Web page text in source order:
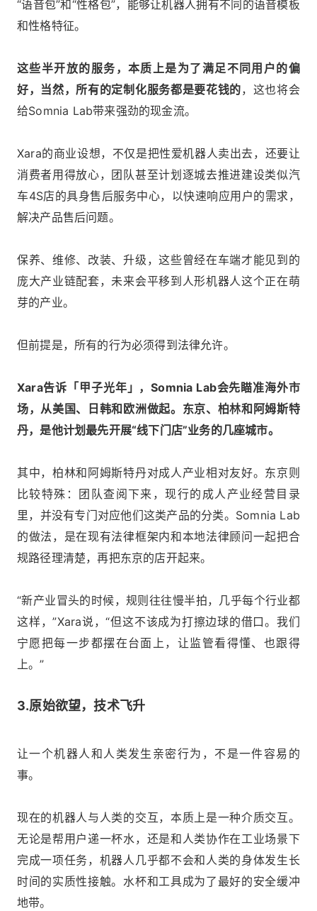
“语音包”和“性格包”，能够让机器人拥有不同的语音模板
和性格特征。
这些半开放的服务，本质上是为了满足不同用户的偏
好，当然，所有的定制化服务都是要花钱的，这也将会
给Somnia Lab带来强劲的现金流。
Xara的商业设想，不仅是把性爱机器人卖出去，还要让
消费者用得放心，团队甚至计划逐城去推进建设类似汽
车4S店的具身售后服务中心，以快速响应用户的需求，
解决产品售后问题。
保养、维修、改装、升级，这些曾经在车端才能见到的
庞大产业链配套，未来会平移到人形机器人这个正在萌
芽的产业。
但前提是，所有的行为必须得到法律允许。
Xara告诉「甲子光年」，Somnia Lab会先瞄准海外市
场，从美国、日韩和欧洲做起。东京、柏林和阿姆斯特
丹，是他计划最先开展“线下门店”业务的几座城市。
其中，柏林和阿姆斯特丹对成人产业相对友好。东京则
比较特殊：团队查阅下来，现行的成人产业经营目录
里，并没有专门对应他们这类产品的分类。Somnia Lab
的做法，是在现有法律框架内和本地法律顾问一起把合
规路径理清楚，再把东京的店开起来。
“新产业冒头的时候，规则往往慢半拍，几乎每个行业都
这样，”Xara说，“但这不该成为打擦边球的借口。我们
宁愿把每一步都摆在台面上，让监管看得懂、也跟得
上。”
3.原始欲望，技术飞升
让一个机器人和人类发生亲密行为，不是一件容易的
事。
现在的机器人与人类的交互，本质上是一种介质交互。
无论是帮用户递一杯水，还是和人类协作在工业场景下
完成一项任务，机器人几乎都不会和人类的身体发生长
时间的实质性接触。水杯和工具成为了最好的安全缓冲
地带。